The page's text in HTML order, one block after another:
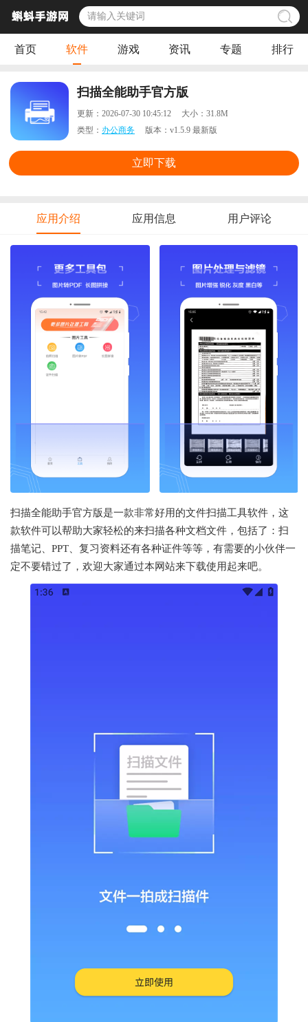
首页 软件 游戏 资讯 专题 排行
扫描全能助手官方版
更新： 2026-07-30 10:45:12 大小： 31.8M
类型： 办公商务 版本： v1.5.9 最新版
立即下载
应用介绍 应用信息 用户评论
扫描全能助手官方版是一款非常好用的文件扫描工具软件，这
款软件可以帮助大家轻松的来扫描各种文档文件，包括了：扫
描笔记、PPT、复习资料还有各种证件等等，有需要的小伙伴一
定不要错过了，欢迎大家通过本网站来下载使用起来吧。